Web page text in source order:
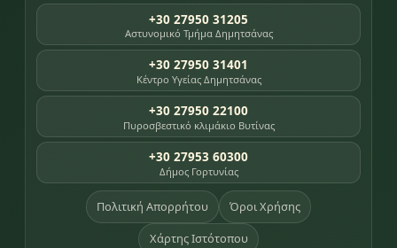
+30 27950 31205
Αστυνομικό Τμήμα Δημητσάνας
+30 27950 31401
Κέντρο Υγείας Δημητσάνας
+30 27950 22100
Πυροσβεστικό κλιμάκιο Βυτίνας
+30 27953 60300
Δήμος Γορτυνίας
Πολιτική Απορρήτου Όροι Χρήσης
Χάρτης Ιστότοπου